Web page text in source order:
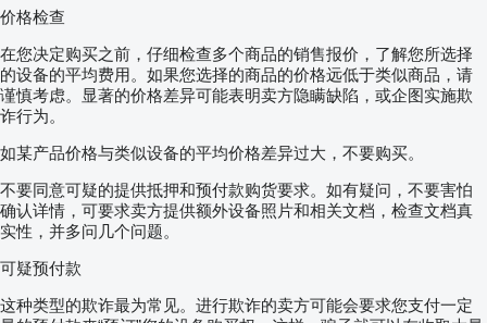
价格检查
在您决定购买之前，仔细检查多个商品的销售报价，了解您所选择
的设备的平均费用。如果您选择的商品的价格远低于类似商品，请
谨慎考虑。显著的价格差异可能表明卖方隐瞒缺陷，或企图实施欺
诈行为。
如某产品价格与类似设备的平均价格差异过大，不要购买。
不要同意可疑的提供抵押和预付款购货要求。如有疑问，不要害怕
确认详情，可要求卖方提供额外设备照片和相关文档，检查文档真
实性，并多问几个问题。
可疑预付款
这种类型的欺诈最为常见。进行欺诈的卖方可能会要求您支付一定